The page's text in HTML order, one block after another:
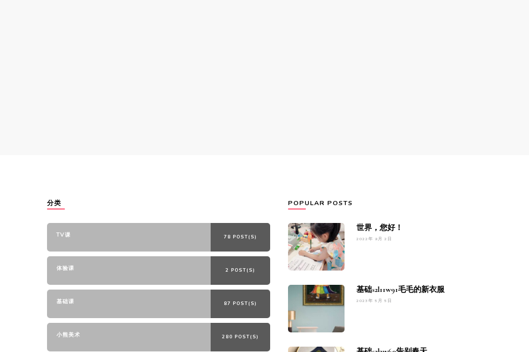
分类
TV课 78 POST(S)
体验课 2 POST(S)
基础课 87 POST(S)
小熊美术 280 POST(S)
POPULAR POSTS
世界，您好！
2022年 9月 2日
基础s2l11w91毛毛的新衣服
2023年 5月 5日